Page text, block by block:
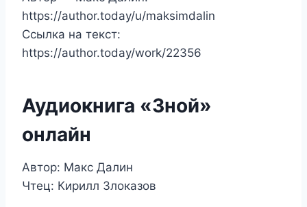
https://author.today/u/maksimdalin
Ссылка на текст:
https://author.today/work/22356
Аудиокнига «Зной»
онлайн
Автор: Макс Далин
Чтец: Кирилл Злоказов